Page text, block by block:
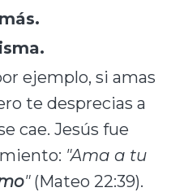
ejemplo, si amas
te desprecias a
cae. Jesús fue
"Ama a tu
"(Mateo 22:39).